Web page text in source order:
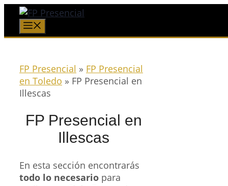
Saltar
contenido
FP Presencial » FP Presencial
en Toledo » FP Presencial en
Illescas
FP Presencial en
Illescas
En esta sección encontrarás
todo lo necesario para